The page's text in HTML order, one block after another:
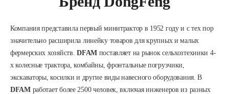
Компания представила первый минитрактор в 1952 году и с тех пор
значительно расширила линейку товаров для крупных и малых
фермерских хозяйств.DFAM поставляет на рынок сельхозтехники 4-
х колесные трактора, комбайны, фронтальные погрузчики,
экскаваторы, косилки и другие виды навесного оборудования. В
DFAM работает более 2500 человек, включая инженеров из разных